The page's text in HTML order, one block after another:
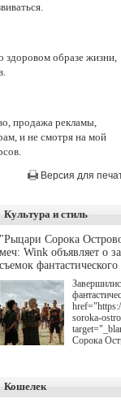
здоровом образе жизни,
продажа рекламы,
и не смотря на мой
Версия для
Культура и стиль
"Рыцари Сорока
меч: Wink объявляет о
съемок фантастического
soroka-
Сорока
Кошелек